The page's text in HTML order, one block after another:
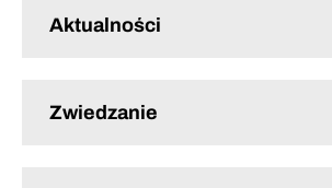
Aktualności
Zwiedzanie